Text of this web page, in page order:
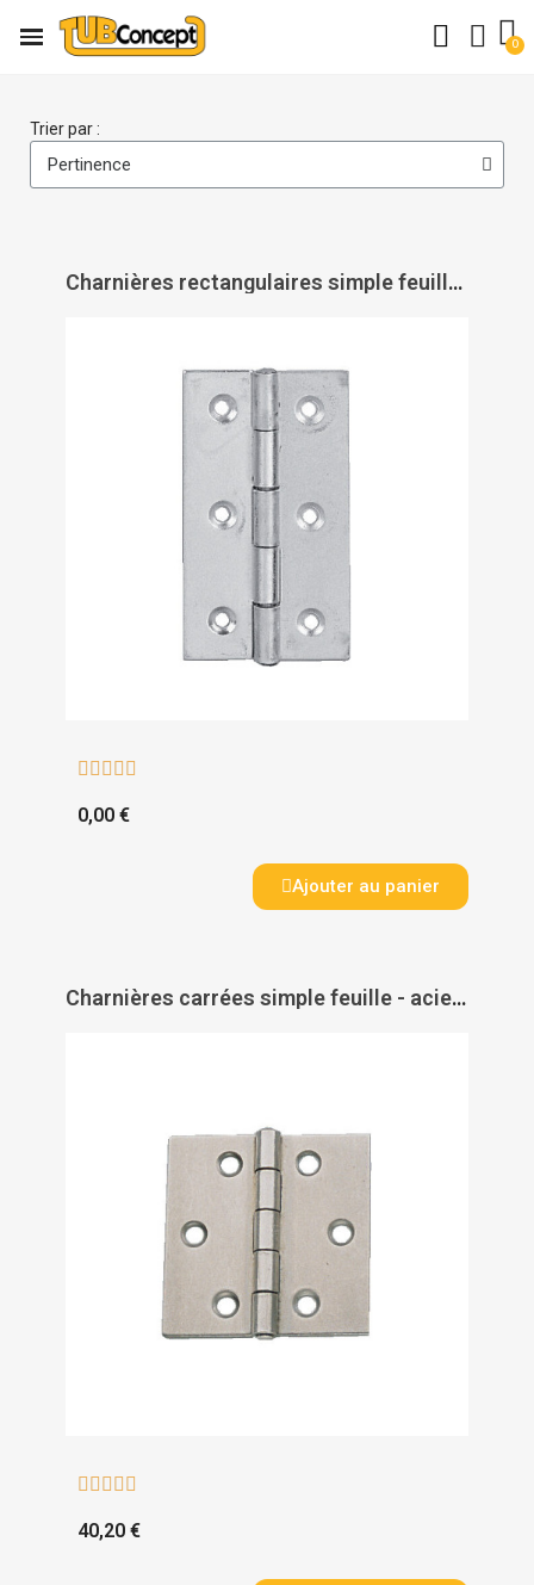
Trier par :
Charnières rectangulaires simple feuille - acier décapé - PAS DE MARQUE
    
0,00 €
Ajouter au panier
Charnières carrées simple feuille - acier décapé - PAS DE MARQUE
    
40,20 €